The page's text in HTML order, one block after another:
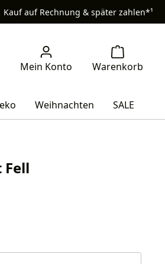
Kauf auf Rechnung & später zahlen*¹
Weihnachten SALE